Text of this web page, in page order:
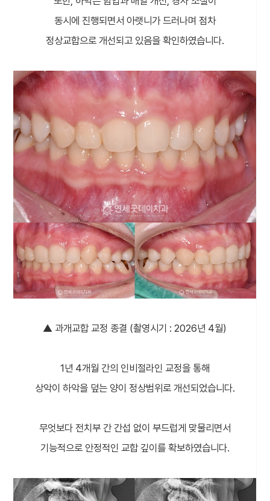
동시에 진행되면서 아랫니가 드러나며 점차
정상교합으로 개선되고 있음을 확인하였습니다.
▲ 과개교합 교정 종결 (촬영시기 : 2026년 4월)
1년 4개월 간의 인비절라인 교정을 통해
상악이 하악을 덮는 양이 정상범위로 개선되었습니다.
무엇보다 전치부 간 간섭 없이 부드럽게 맞물리면서
기능적으로 안정적인 교합 깊이를 확보하였습니다.